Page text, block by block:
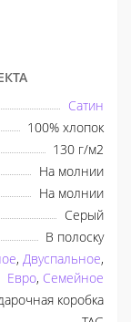
Сатин
100% хлопок
130 г/м2
На молнии
На молнии
Серый
В полоску
, Двуспальное,
Евро, Семейное
коробка